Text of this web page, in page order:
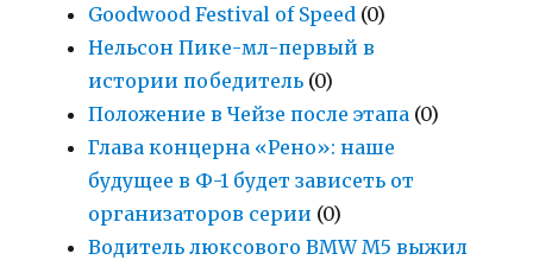
Goodwood Festival of Speed (0)
Нельсон Пике-мл-первый в
истории победитель (0)
Положение в Чейзе после этапа (0)
Глава концерна «Рено»: наше
будущее в Ф-1 будет зависеть от
организаторов серии (0)
Водитель люксового BMW M5 выжил